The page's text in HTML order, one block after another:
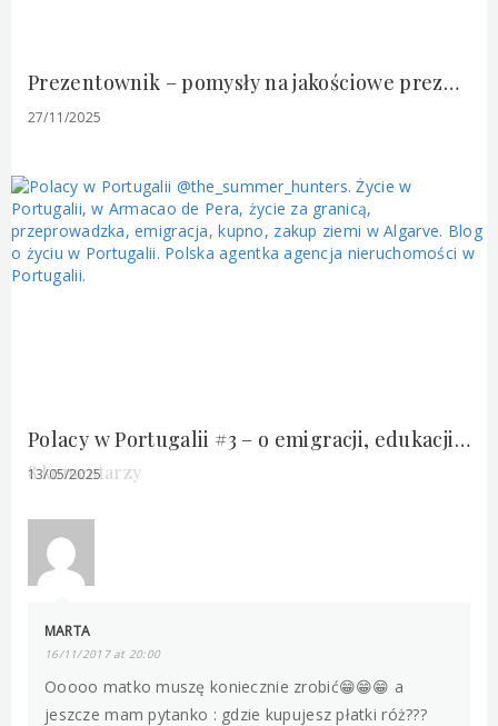
Prezentownik – pomysły na jakościowe prezenty polskich marek, ulubione kosmetyki, ciekawe książki, gry i inne drobiazgi.
27/11/2025
Polacy w Portugalii #3 – o emigracji, edukacji i życiu z dziećmi w Armação de Pera. Rozmowa z Kasią @the_summer_hunters.
13/05/2025
8 komentarzy
MARTA
16/11/2017 at 20:00
Ooooo matko muszę koniecznie zrobić😁😁😁 a
jeszcze mam pytanko : gdzie kupujesz płatki róż???